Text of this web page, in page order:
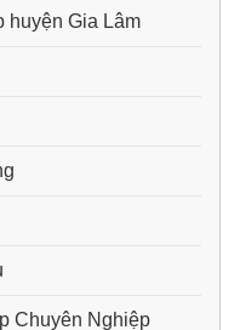
huyện Gia Lâm
Chuyên Nghiệp